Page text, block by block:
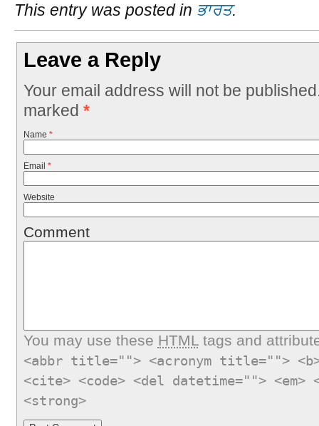
This entry was posted in ਭਾਰਤ.
Leave a Reply
Your email address will not be
marked *
Name *
Email *
Website
Comment
You may use these HTMLtags and
<abbr title=""> <acronym title="">
<cite> <code> <del datetime="">
<strong>